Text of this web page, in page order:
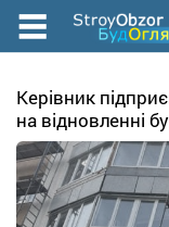
Перейти
до
вмісту
Керівник
на відновленні